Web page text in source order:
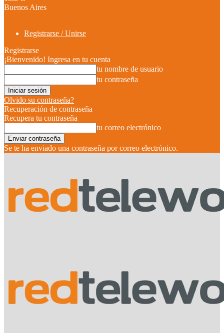
Buenos Aires
Registrarse / Unirse
Registrarse
¡Bienvenido! Ingresa en tu cuenta
tu nombre de usuario
tu contraseña
Olvido su contraseña?
Recuperación de contraseña
Recupera tu contraseña
tu correo electrónico
Se te ha enviado una contraseña por correo electrónico.